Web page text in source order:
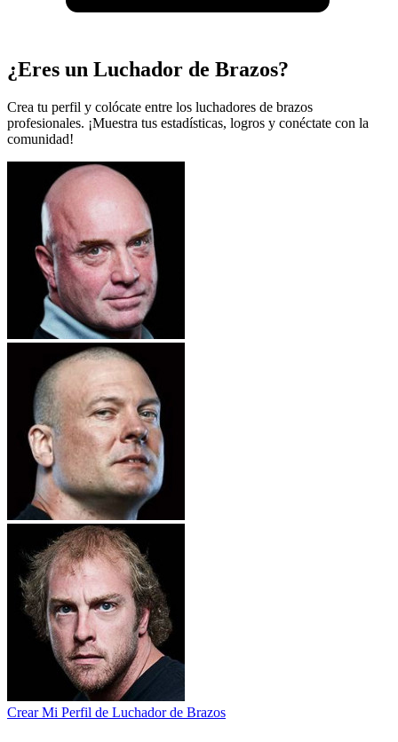
¿Eres un Luchador de Brazos?
Crea tu perfil y colócate entre los luchadores de brazos
profesionales. ¡Muestra tus estadísticas, logros y conéctate con la
comunidad!
Crear Mi Perfil de Luchador de Brazos